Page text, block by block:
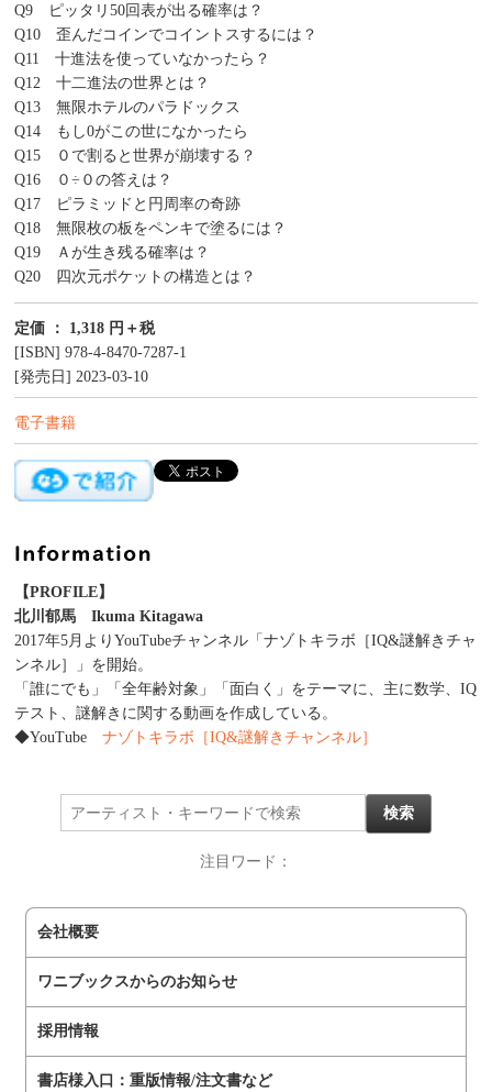
Q9 ピッタリ50回表が出る確率は？
Q10 歪んだコインでコイントスするには？
Q11 十進法を使っていなかったら？
Q12 十二進法の世界とは？
Q13 無限ホテルのパラドックス
Q14 もし0がこの世になかったら
Q15 ０で割ると世界が崩壊する？
Q16 ０÷０の答えは？
Q17 ピラミッドと円周率の奇跡
Q18 無限枚の板をペンキで塗るには？
Q19 Ａが生き残る確率は？
Q20 四次元ポケットの構造とは？
定価 ： 1,318 円＋税
[ISBN] 978-4-8470-7287-1
[発売日] 2023-03-10
電子書籍
【PROFILE】
北川郁馬 Ikuma Kitagawa
2017年5月よりYouTubeチャンネル「ナゾトキラボ［IQ&謎解きチャ
ンネル］」を開始。
「誰にでも」「全年齢対象」「面白く」をテーマに、主に数学、IQ
テスト、謎解きに関する動画を作成している。
◆YouTube ナゾトキラボ［IQ&謎解きチャンネル］
注目ワード：
会社概要
ワニブックスからのお知らせ
採用情報
書店様入口：重版情報/注文書など